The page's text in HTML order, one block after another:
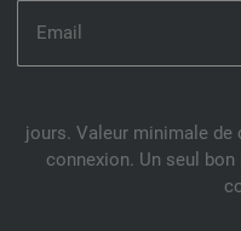
jours. Valeur minimale de
connexion. Un seul